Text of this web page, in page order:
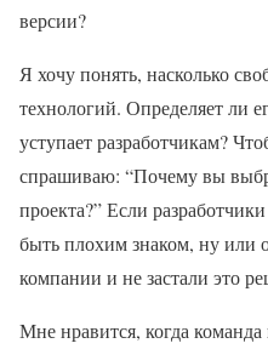
версии?
Я хочу понять, насколько
технологий. Определяет ли
уступает разработчикам?
спрашиваю: “Почему вы
проекта?” Если
быть плохим знаком, ну или
компании и не застали это
Мне нравится, когда